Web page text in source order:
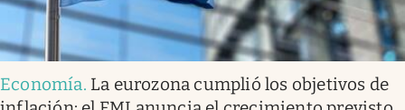
Economía. La eurozona cumplió los objetivos de